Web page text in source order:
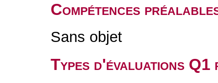
Compétences
Sans objet
Types d'évaluations